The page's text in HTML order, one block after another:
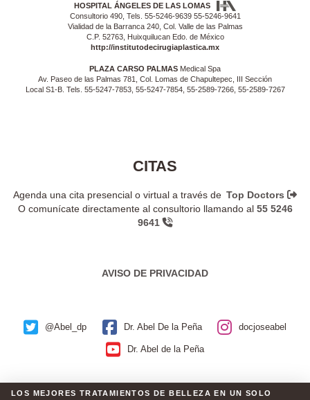
HOSPITAL ÁNGELES DE LAS LOMAS
Consultorio 490, Tels. 55-5246-9639 55-5246-9641
Vialidad de la Barranca 240, Col. Valle de las Palmas
C.P. 52763, Huixquilucan Edo. de México
http://institutodecirugiaplastica.mx
PLAZA CARSO PALMAS Medical Spa
Av. Paseo de las Palmas 781, Col. Lomas de Chapultepec, III Sección
Local S1-B. Tels. 55-5247-7853, 55-5247-7854, 55-2589-7266, 55-2589-7267
CITAS
Agenda una cita presencial o virtual a través de Top Doctors
O comunícate directamente al consultorio llamando al 55 5246
9641
AVISO DE PRIVACIDAD
@Abel_dp Dr. Abel De la Peña docjoseabel
Dr. Abel de la Peña
LOS MEJORES TRATAMIENTOS DE BELLEZA EN UN SOLO